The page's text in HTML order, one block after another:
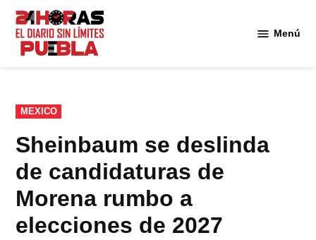
Saltar
contenido
Menú
PUBLICADO
EN
MEXICO
Sheinbaum se deslinda
de candidaturas de
Morena rumbo a
elecciones de 2027